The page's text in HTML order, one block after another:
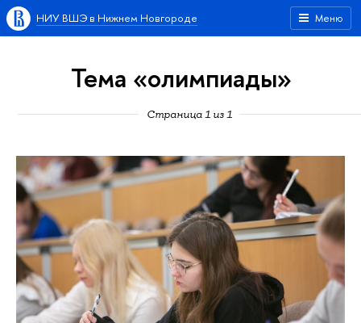
Меню
НИУ ВШЭ в Нижнем Новгороде
Тема «олимпиады»
Страница 1 из 1